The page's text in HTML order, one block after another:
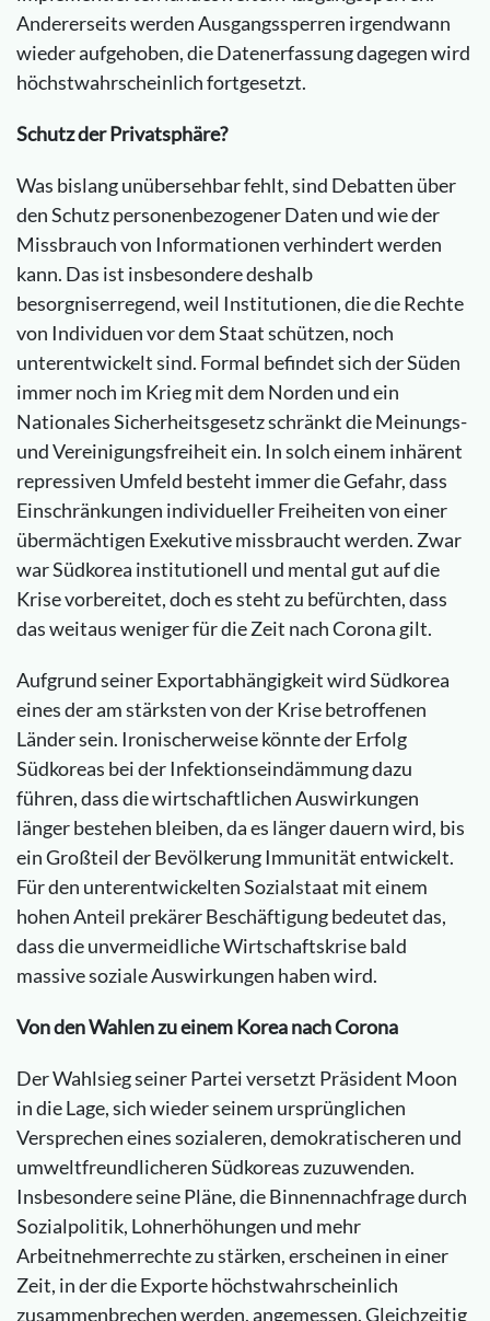
Andererseits werden Ausgangssperren irgendwann
wieder aufgehoben, die Datenerfassung dagegen wird
höchstwahrscheinlich fortgesetzt.
Schutz der Privatsphäre?
Was bislang unübersehbar fehlt, sind Debatten über
den Schutz personenbezogener Daten und wie der
Missbrauch von Informationen verhindert werden
kann. Das ist insbesondere deshalb
besorgniserregend, weil Institutionen, die die Rechte
von Individuen vor dem Staat schützen, noch
unterentwickelt sind. Formal befindet sich der Süden
immer noch im Krieg mit dem Norden und ein
Nationales Sicherheitsgesetz schränkt die Meinungs-
und Vereinigungsfreiheit ein. In solch einem inhärent
repressiven Umfeld besteht immer die Gefahr, dass
Einschränkungen individueller Freiheiten von einer
übermächtigen Exekutive missbraucht werden. Zwar
war Südkorea institutionell und mental gut auf die
Krise vorbereitet, doch es steht zu befürchten, dass
das weitaus weniger für die Zeit nach Corona gilt.
Aufgrund seiner Exportabhängigkeit wird Südkorea
eines der am stärksten von der Krise betroffenen
Länder sein. Ironischerweise könnte der Erfolg
Südkoreas bei der Infektionseindämmung dazu
führen, dass die wirtschaftlichen Auswirkungen
länger bestehen bleiben, da es länger dauern wird, bis
ein Großteil der Bevölkerung Immunität entwickelt.
Für den unterentwickelten Sozialstaat mit einem
hohen Anteil prekärer Beschäftigung bedeutet das,
dass die unvermeidliche Wirtschaftskrise bald
massive soziale Auswirkungen haben wird.
Von den Wahlen zu einem Korea nach Corona
Der Wahlsieg seiner Partei versetzt Präsident Moon
in die Lage, sich wieder seinem ursprünglichen
Versprechen eines sozialeren, demokratischeren und
umweltfreundlicheren Südkoreas zuzuwenden.
Insbesondere seine Pläne, die Binnennachfrage durch
Sozialpolitik, Lohnerhöhungen und mehr
Arbeitnehmerrechte zu stärken, erscheinen in einer
Zeit, in der die Exporte höchstwahrscheinlich
zusammenbrechen werden, angemessen. Gleichzeitig